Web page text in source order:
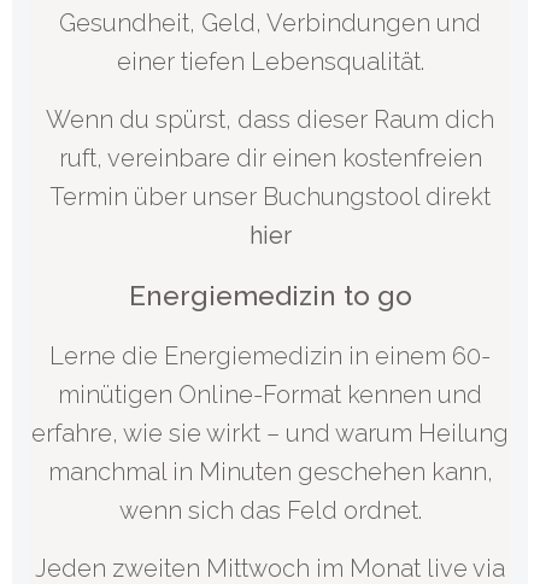
Gesundheit, Geld, Verbindungen und
einer tiefen Lebensqualität.
Wenn du spürst, dass dieser Raum dich
ruft, vereinbare dir einen kostenfreien
Termin über unser Buchungstool direkt
hier
Energiemedizin to go
Lerne die Energiemedizin in einem 60-
minütigen Online-Format kennen und
erfahre, wie sie wirkt – und warum Heilung
manchmal in Minuten geschehen kann,
wenn sich das Feld ordnet.
Jeden zweiten Mittwoch im Monat live via